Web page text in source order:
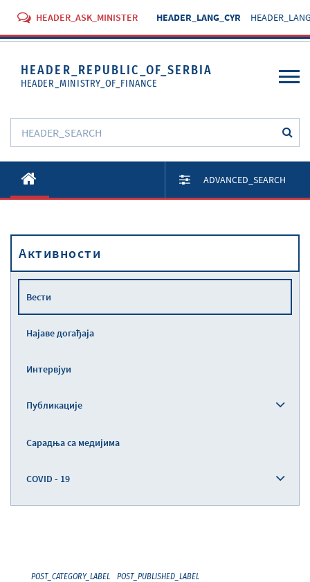
HEADER_ASK_MINISTER HEADER_LANG_CYR
HEADER_REPUBLIC_OF_SERBIA
HEADER_MINISTRY_OF_FINANCE
Активности
Прописи
Услуге
ADVANCED_SEARCH
Активности
Вести
Најаве догађаја
Интервјуи
Публикације
Сарадња са медијима
COVID - 19
POST_CATEGORY_LABEL POST_PUBLISHED_LABEL